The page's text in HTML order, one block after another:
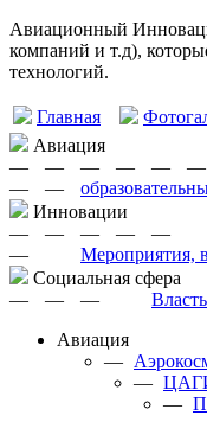
Авиационный
компаний и т.д),
технологий.
Главная
Авиация
—
— — — — —
— —
Инновации
—
— — —
—
Мероприятия,
—
Cоциальная сфера
—
— —
Авиация
—
—
—